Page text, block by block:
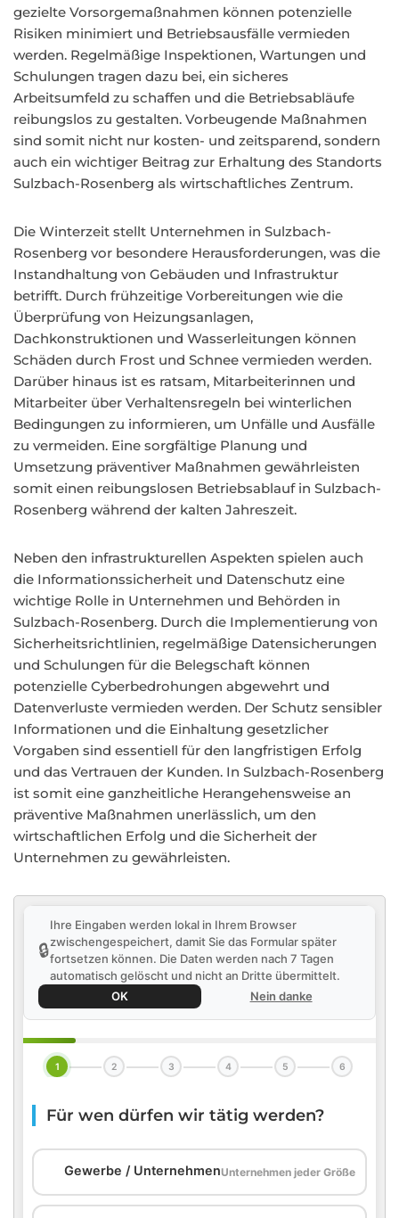
gezielte Vorsorgemaßnahmen können potenzielle
Risiken minimiert und Betriebsausfälle vermieden
werden. Regelmäßige Inspektionen, Wartungen und
Schulungen tragen dazu bei, ein sicheres
Arbeitsumfeld zu schaffen und die Betriebsabläufe
reibungslos zu gestalten. Vorbeugende Maßnahmen
sind somit nicht nur kosten- und zeitsparend, sondern
auch ein wichtiger Beitrag zur Erhaltung des Standorts
Sulzbach-Rosenberg als wirtschaftliches Zentrum.
Die Winterzeit stellt Unternehmen in Sulzbach-
Rosenberg vor besondere Herausforderungen, was die
Instandhaltung von Gebäuden und Infrastruktur
betrifft. Durch frühzeitige Vorbereitungen wie die
Überprüfung von Heizungsanlagen,
Dachkonstruktionen und Wasserleitungen können
Schäden durch Frost und Schnee vermieden werden.
Darüber hinaus ist es ratsam, Mitarbeiterinnen und
Mitarbeiter über Verhaltensregeln bei winterlichen
Bedingungen zu informieren, um Unfälle und Ausfälle
zu vermeiden. Eine sorgfältige Planung und
Umsetzung präventiver Maßnahmen gewährleisten
somit einen reibungslosen Betriebsablauf in Sulzbach-
Rosenberg während der kalten Jahreszeit.
Neben den infrastrukturellen Aspekten spielen auch
die Informationssicherheit und Datenschutz eine
wichtige Rolle in Unternehmen und Behörden in
Sulzbach-Rosenberg. Durch die Implementierung von
Sicherheitsrichtlinien, regelmäßige Datensicherungen
und Schulungen für die Belegschaft können
potenzielle Cyberbedrohungen abgewehrt und
Datenverluste vermieden werden. Der Schutz sensibler
Informationen und die Einhaltung gesetzlicher
Vorgaben sind essentiell für den langfristigen Erfolg
und das Vertrauen der Kunden. In Sulzbach-Rosenberg
ist somit eine ganzheitliche Herangehensweise an
präventive Maßnahmen unerlässlich, um den
wirtschaftlichen Erfolg und die Sicherheit der
Unternehmen zu gewährleisten.
🔒
Ihre Eingaben werden lokal in Ihrem Browser
zwischengespeichert, damit Sie das Formular später
fortsetzen können. Die Daten werden nach 7 Tagen
automatisch gelöscht und nicht an Dritte übermittelt.
OK
Nein danke
1 2 3 4 5 6
Für wen dürfen wir tätig werden?
Gewerbe / UnternehmenUnternehmen jeder Größe